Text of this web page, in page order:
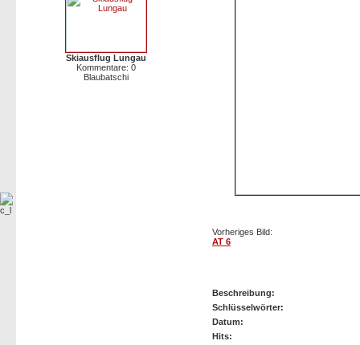
Skiausflug Lungau
Kommentare: 0
Blaubatschi
Vorheriges Bild:
AT 6
Beschreibung:
Schlüsselwörter:
Datum:
Hits: